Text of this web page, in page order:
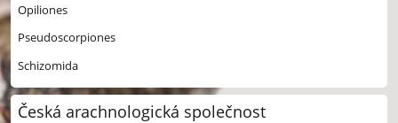
Opiliones
Pseudoscorpiones
Schizomida
Česká arachnologická společnost